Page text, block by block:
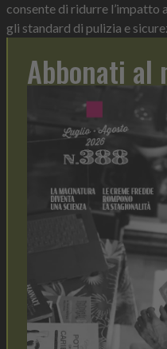
consente di ridurre l’impatto
gli standard di pulizia e
Abbonati al